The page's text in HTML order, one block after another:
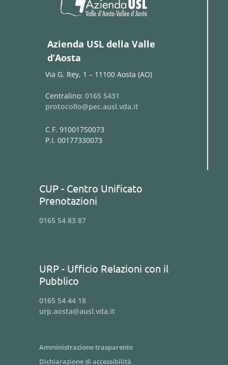
Azienda USL della Valle
d’Aosta
Via G. Rey, 1 – 11100 Aosta (AO)
Centralino: 0165 5431
protocollo@pec.ausl.vda.it
C.F. 91001750073
P.I. 00177330073
CUP - Centro Unificato
Prenotazioni
0165 54 83 87
URP - Ufficio Relazioni con il
Pubblico
0165 54 44 18
urp.aosta@ausl.vda.it
Amministrazione trasparente
Dichiarazione di accessibilità